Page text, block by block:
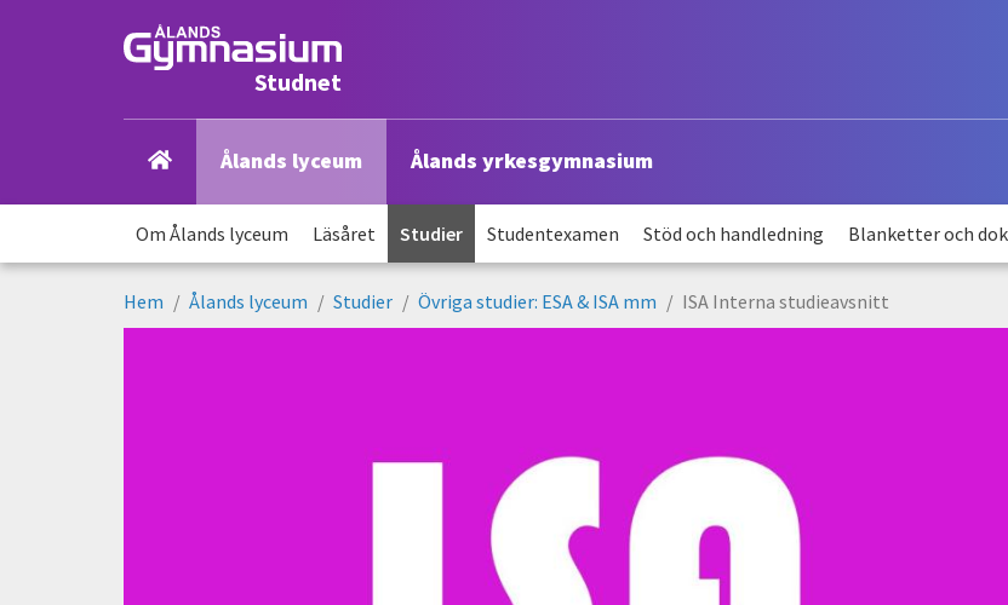
Studnet
Navigering
1
Ålands lyceum Ålands yrkesgymnasium
Navigering
nivå
2
Om Ålands lyceum Läsåret Studier Studentexamen Stöd och handledning Blanketter och
Länkstig
Hem Ålands lyceum Studier Övriga studier: ESA & ISA mm ISA Interna studieavsnitt